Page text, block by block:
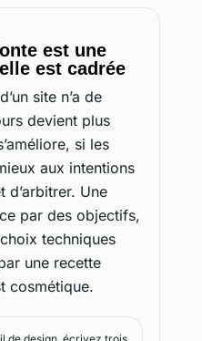
est une
est cadrée
site n’a de
devient plus
si les
aux intentions
d’arbitrer. Une
par des objectifs,
techniques
une recette
cosmétique.